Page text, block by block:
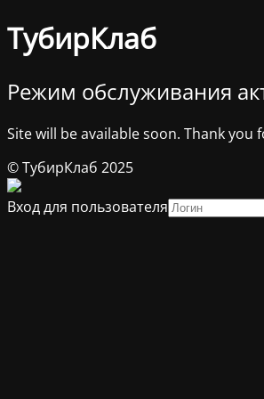
ТубирКлаб
Режим обслуживания
Site will be available soon. Thank you
© ТубирКлаб 2025
Вход для пользователя